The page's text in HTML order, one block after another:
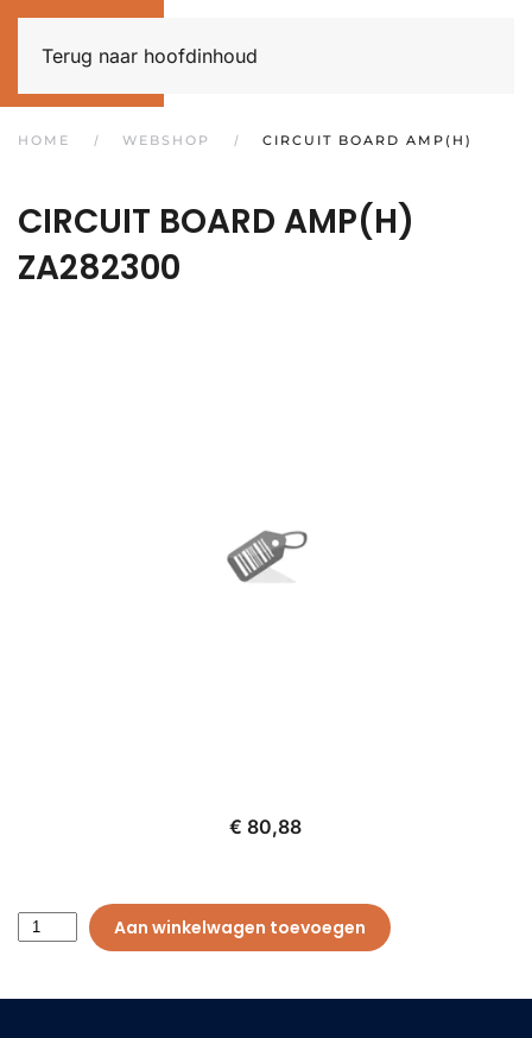
Terug naar hoofdinhoud
HOME WEBSHOP CIRCUIT BOARD AMP(H)
CIRCUIT BOARD AMP(H)
ZA282300
€ 80,88
Aan winkelwagen toevoegen